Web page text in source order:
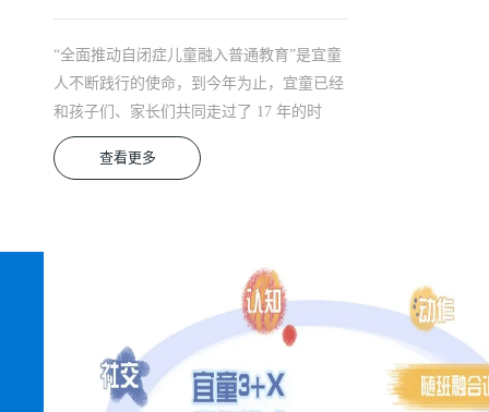
“全面推动自闭症儿童融入普通教育”是宜童
人不断践行的使命，到今年为止，宜童已经
和孩子们、家长们共同走过了 17 年的时
查看更多